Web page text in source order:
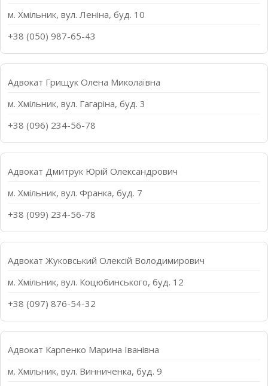
м. Хмільник, вул. Леніна, буд. 10
+38 (050) 987-65-43
Адвокат Грищук Олена Миколаївна
м. Хмільник, вул. Гагаріна, буд. 3
+38 (096) 234-56-78
Адвокат Дмитрук Юрій Олександрович
м. Хмільник, вул. Франка, буд. 7
+38 (099) 234-56-78
Адвокат Жуковський Олексій Володимирович
м. Хмільник, вул. Коцюбинського, буд. 12
+38 (097) 876-54-32
Адвокат Карпенко Марина Іванівна
м. Хмільник, вул. Винниченка, буд. 9